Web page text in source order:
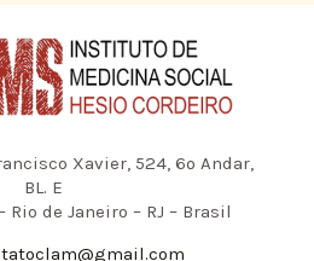
Xavier, 524, 6º Andar,
BL. E
Rio de Janeiro – RJ – Brasil